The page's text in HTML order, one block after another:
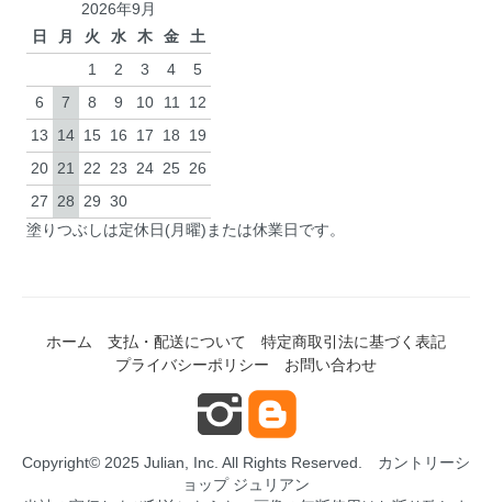
2026年9月
日
月 火 水 木 金
土
1
2 3 4
5
6
7 8 9 10 11
12
13
14 15 16 17 18
19
20 21 22 23 24 25 26
27
28 29 30
塗りつぶしは定休日(月曜)または休業日です。
ホーム 支払・配送について
特定商取引法に基づく表記
プライバシーポリシー
お問い合わせ
Copyright© 2025 Julian, Inc. All Rights Reserved. カントリーシ
ョップ ジュリアン